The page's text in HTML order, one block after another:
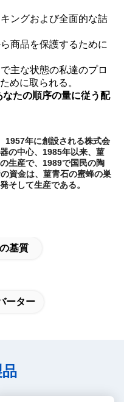
ングおよび全面的な詰
商品を保護するために
主な状態の私達のプロ
めに取られる。
たの順序の量に従う配
1957年に創設される株式会
の中心、1985年以来、菫
生産で、1989で国民の陶
資金は、菫青石の蜜蜂の巣
そして生産である。
基質
ーター